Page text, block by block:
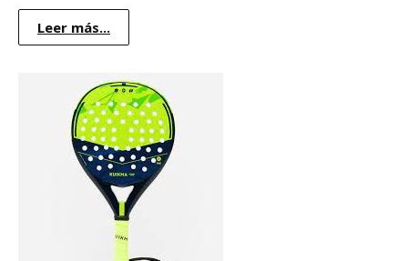
Leer más...